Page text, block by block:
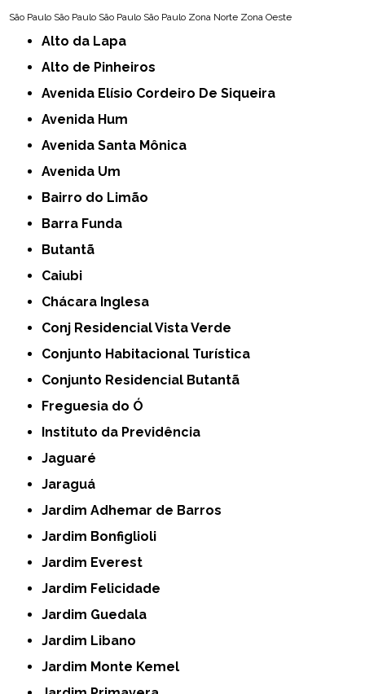
São Paulo São Paulo São Paulo São Paulo Zona Norte Zona Oeste
Alto da Lapa
Alto de Pinheiros
Avenida Elísio Cordeiro De Siqueira
Avenida Hum
Avenida Santa Mônica
Avenida Um
Bairro do Limão
Barra Funda
Butantã
Caiubi
Chácara Inglesa
Conj Residencial Vista Verde
Conjunto Habitacional Turística
Conjunto Residencial Butantã
Freguesia do Ó
Instituto da Previdência
Jaguaré
Jaraguá
Jardim Adhemar de Barros
Jardim Bonfiglioli
Jardim Everest
Jardim Felicidade
Jardim Guedala
Jardim Libano
Jardim Monte Kemel